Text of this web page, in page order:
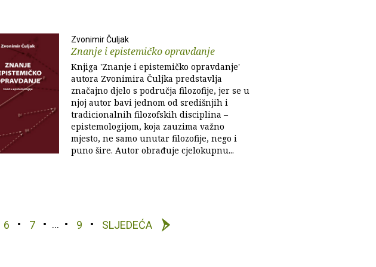
Zvonimir Čuljak
Znanje i epistemičko opravdanje
Knjiga 'Znanje i epistemičko opravdanje'
autora Zvonimira Čuljka predstavlja
značajno djelo s područja filozofije, jer se u
njoj autor bavi jednom od središnjih i
tradicionalnih filozofskih disciplina –
epistemologijom, koja zauzima važno
mjesto, ne samo unutar filozofije, nego i
puno šire. Autor obrađuje cjelokupnu...
6 7 … 9 SLJEDEĆA